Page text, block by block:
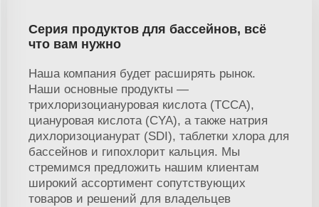
Серия продуктов для бассейнов, всё
что вам нужно
Наша компания будет расширять рынок.
Наши основные продукты —
трихлоризоциануровая кислота (TCCA),
циануровая кислота (CYA), а также натрия
дихлоризоцианурат (SDI), таблетки хлора для
бассейнов и гипохлорит кальция. Мы
стремимся предложить нашим клиентам
широкий ассортимент сопутствующих
товаров и решений для владельцев